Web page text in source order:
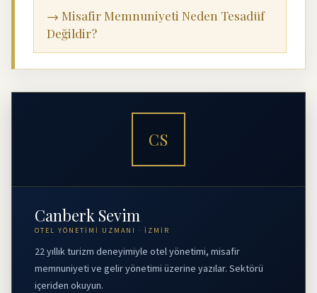
→ Misafir Memnuniyeti Neden Tesadüf
Değildir?
CS
Canberk Sevim
OTEL YÖNETIMI UZMANI · İZMIR
22 yıllık turizm deneyimiyle otel yönetimi, misafir
memnuniyeti ve gelir yönetimi üzerine yazılar. Sektörü
içeriden okuyun.